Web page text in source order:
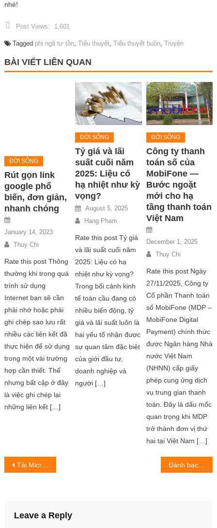
nhé!
Post Views: 1,601
Tagged phi ngã tư tồn, Tiểu thuyết, Tiểu thuyết buồn, Truyện
BÀI VIẾT LIÊN QUAN
google phổ
biến, đơn giản,
nhanh chóng
January 14, 2023
Thuy Chi
Rate this post Thông
thường khi trong quá
Internet bạn sẽ cần
phải nhớ hoặc phải
ghi chép sao lưu rất
nhiều các liên kết đã
thực hiện để sử dụng
trong một vài trường
hợp cần thiết. Thế
nhưng bất cập ở đây
là việc ghi chép lại
những liên kết […]
ĐỜI SỐNG
Tỷ giá và lãi
suất cuối năm
2025: Liệu có
hạ nhiệt như kỳ
vọng?
August 5, 2025
Hang Pham
Rate this post Tỷ giá
và lãi suất cuối năm
2025: Liệu có hạ
nhiệt như kỳ vọng?
Trong bối cảnh kinh
tế toàn cầu đang có
nhiều biến động, tỷ
giá và lãi suất luôn là
hai yếu tố nhận được
sự quan tâm đặc biệt
của giới đầu tư,
doanh nghiệp và
người […]
ĐỜI SỐNG
Công ty thanh
toán số của
MobiFone —
Bước ngoặt
mới cho hạ
tầng thanh toán
Việt Nam
December 1, 2025
Thuy Chi
Rate this post Ngày
27/11/2025, Công ty
Cổ phần Thanh toán
số MobiFone (MDP –
MobiFone Digital
Payment) chính thức
được Ngân hàng Nhà
nước Việt Nam
(NHNN) cấp giấy
phép cung ứng dịch
vụ trung gian thanh
toán. Đây là dấu mốc
quan trọng khi MDP
trở thành đơn vị thứ
hai tại Việt Nam […]
Post
Tải Microsoft Office 2016, Key Office 2016 Full Bản quyền 2022 Đánh bạc trực tuyến, cạm bẫy mất tiền thật ngoài đời
Leave a Reply